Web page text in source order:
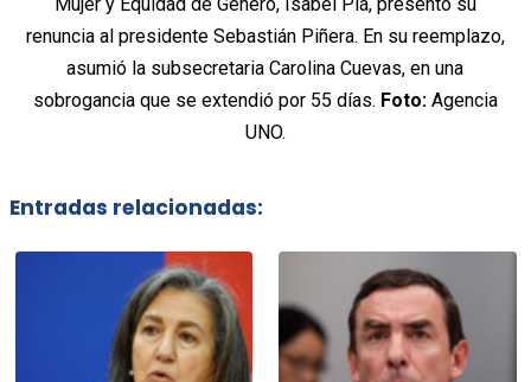
renuncia al presidente Sebastián Piñera. En su reemplazo,
asumió la subsecretaria Carolina Cuevas, en una
sobrogancia que se extendió por 55 días. Foto:Agencia
UNO.
Entradas relacionadas: